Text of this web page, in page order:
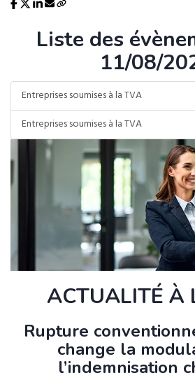
Liste des
11/08/
Entreprises soumises à la TVA
Entreprises soumises à la TVA
ACTUALITÉ À
Rupture
change la
l’indemnisation